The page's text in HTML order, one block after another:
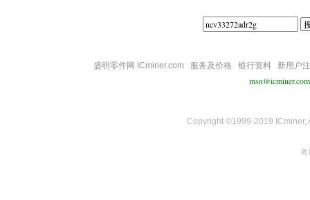
盛明零件网 ICminer.com 服务及价格 银行资料 新用户
msn@icminer.com
Copyright ©1999-2019 ICminer,